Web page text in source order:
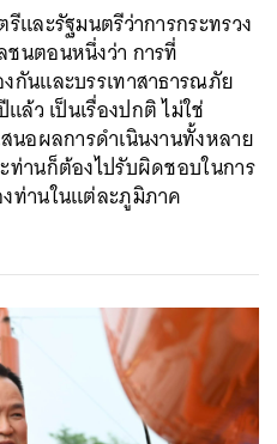
ละรัฐมนตรีว่าการกระทรวง
นตอนหนึ่งว่า การที่
กันและบรรเทาสาธารณภัย
ล้ว เป็นเรื่องปกติ ไม่ใช่
นอผลการดำเนินงานทั้งหลาย
านก็ต้องไปรับผิดชอบในการ
ท่านในแต่ละภูมิภาค